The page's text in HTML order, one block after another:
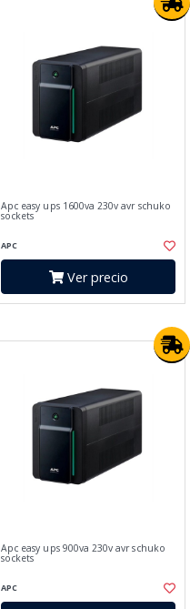
Apc easy ups 1600va 230v avr schuko
sockets
APC
Ver precio
Apc easy ups 900va 230v avr schuko
sockets
APC